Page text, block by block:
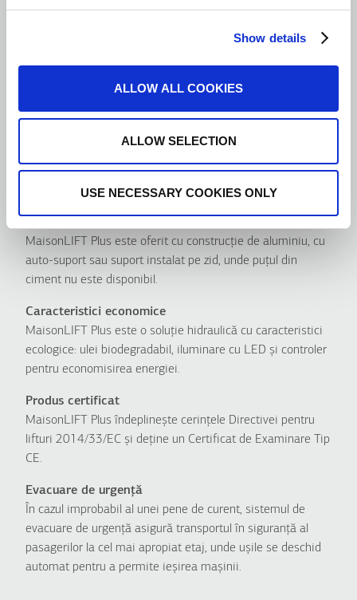
Show details
ALLOW ALL COOKIES
ALLOW SELECTION
USE NECESSARY COOKIES ONLY
Echipa specială KLEEMANN de proiectare servește ca o
forță creativă din spatele adaptării lifturilor la proiectele
camera mașinii și este ideal pentru aplicațiile cu puț și
înălțime reduse.
MaisonLIFT Plus este oferit cu construcție de aluminiu, cu
auto-suport sau suport instalat pe zid, unde puțul din
ciment nu este disponibil.
Caracteristici economice
MaisonLIFT Plus este o soluție hidraulică cu caracteristici
ecologice: ulei biodegradabil, iluminare cu LED și controler
pentru economisirea energiei.
Produs certificat
MaisonLIFT Plus îndeplinește cerințele Directivei pentru
lifturi 2014/33/EC și deține un Certificat de Examinare Tip
CE.
Evacuare de urgență
În cazul improbabil al unei pene de curent, sistemul de
evacuare de urgență asigură transportul în siguranță al
pasagerilor la cel mai apropiat etaj, unde ușile se deschid
automat pentru a permite ieșirea mașinii.